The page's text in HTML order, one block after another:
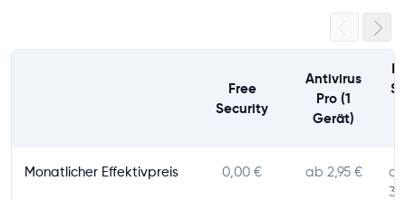
Free
Security
Antivirus
Pro (1
Gerät)
Monatlicher Effektivpreis 0,00 € ab 2,95 €
ab